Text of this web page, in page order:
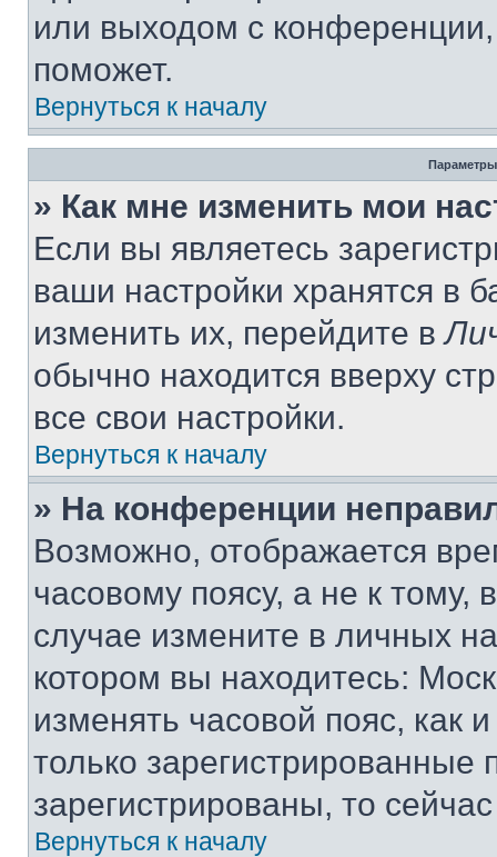
или выходом с
поможет.
Вернуться к началу
Параметры
» Как мне изменить мои
Если вы являетесь
ваши настройки хранятся в
изменить их, перейдите в
обычно находится вверху
все свои настройки.
Вернуться к началу
» На конференции
Возможно, отображается
часовому поясу, а не к тому,
случае измените в личных
котором вы находитесь:
изменять часовой пояс, как
только
зарегистрированы, то
Вернуться к началу